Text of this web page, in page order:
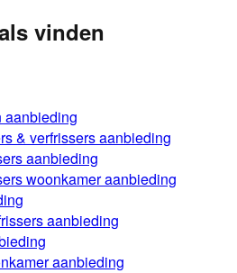
vinden
aanbieding
& verfrissersaanbieding
aanbieding
woonkameraanbieding
aanbieding
aanbieding